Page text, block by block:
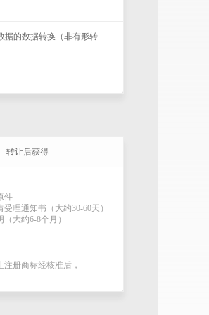
据的数据转换（非有形转
转让后获得
件
理通知书（大约30-60天）
大约6-8个月）
册商标经核准后，